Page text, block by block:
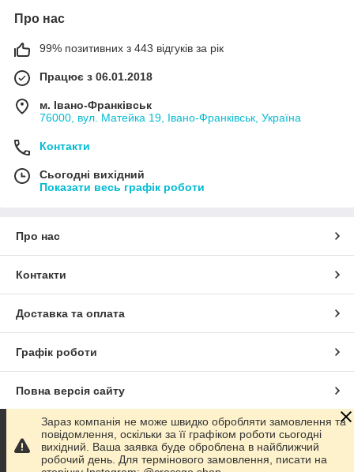
Про нас
99% позитивних з 443 відгуків за рік
Працює з 06.01.2018
м. Івано-Франківськ
76000, вул. Матейка 19, Івано-Франківськ, Україна
Контакти
Сьогодні вихідний
Показати весь графік роботи
Про нас
Контакти
Доставка та оплата
Графік роботи
Повна версія сайту
Сайт створено на маркетплейсіProm.ua
Політика конфіденційності
Зараз компанія не може швидко обробляти замовлення та
повідомлення, оскільки за її графіком роботи сьогодні
вихідний. Ваша заявка буде оброблена в найближчий
робочий день. Для термінового замовлення, писати на